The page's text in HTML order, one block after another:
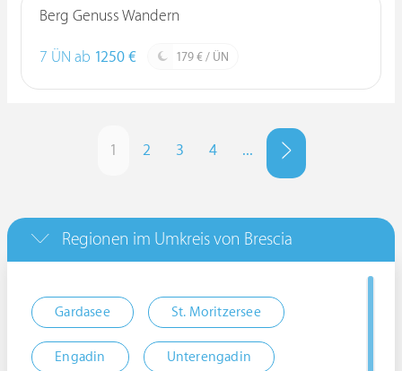
Berg Genuss Wandern
7 ÜN ab 1250 € 179 € / ÜN
1 2 3 4 ...
Regionen im Umkreis von Brescia
Gardasee St. Moritzersee
Engadin Unterengadin